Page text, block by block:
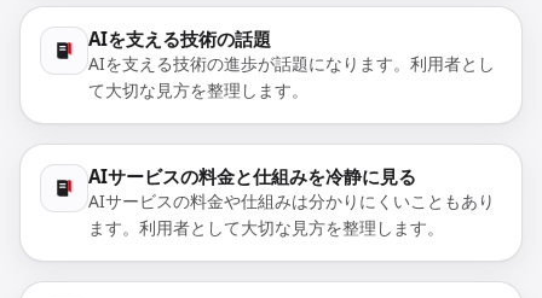
AIを支える技術の話題
AIを支える技術の進歩が話題になります。利用者とし
て大切な見方を整理します。
AIサービスの料金と仕組みを冷静に見る
AIサービスの料金や仕組みは分かりにくいこともあり
ます。利用者として大切な見方を整理します。